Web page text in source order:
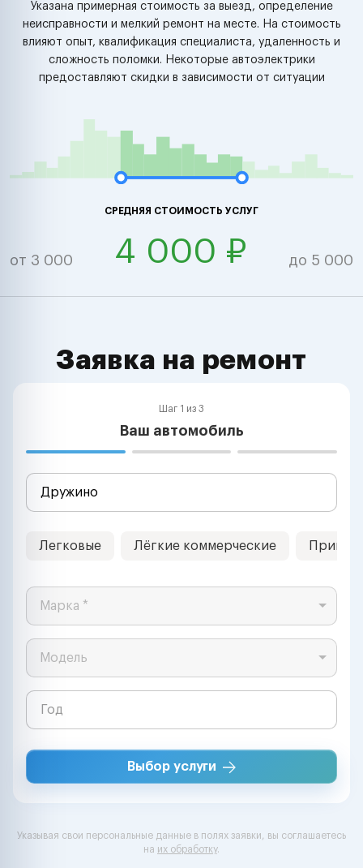
Указана примерная стоимость за выезд, определение
неисправности и мелкий ремонт на месте. На стоимость
влияют опыт, квалификация специалиста, удаленность и
сложность поломки. Некоторые автоэлектрики
предоставляют скидки в зависимости от ситуации
СРЕДНЯЯ СТОИМОСТЬ УСЛУГ
от 3 000 4 000 ₽ до 5 000
Заявка на ремонт
Шаг 1 из 3
Ваш автомобиль
Легковые Лёгкие коммерческие
Марка *
Модель
Выбор услуги
Указывая свои персональные данные в полях заявки, вы соглашаетесь
на их обработку.